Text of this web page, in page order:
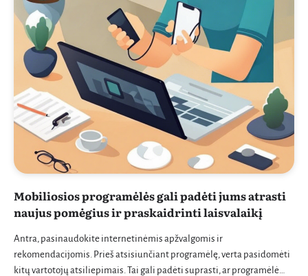
Mobiliosios programėlės gali padėti jums atrasti
naujus pomėgius ir praskaidrinti laisvalaikį
Antra, pasinaudokite internetinėmis apžvalgomis ir
rekomendacijomis. Prieš atsisiunčiant programėlę, verta pasidomėti
kitų vartotojų atsiliepimais. Tai gali padėti suprasti, ar programėlė…